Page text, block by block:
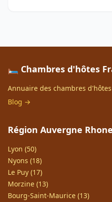
🛏️ Chambres d'hôtes
Annuaire des chambres
Blog →
Région Auvergne
Lyon (50)
Nyons (18)
Le Puy (17)
Morzine (13)
Bourg-Saint-Maurice (13)